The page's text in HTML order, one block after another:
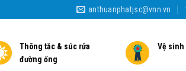
anthuanphatjsc@vnn.vn
Thông tắc & súc rửa
đường ống
Vệ sinh